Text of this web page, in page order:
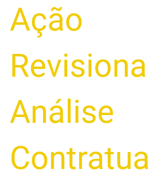
Ação
Revisional
Análise
Contratual